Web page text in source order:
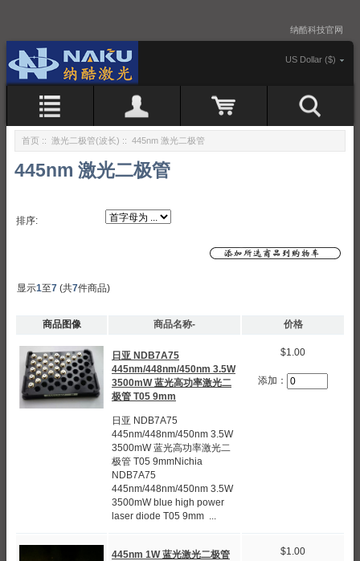
纳酷科技官网
US Dollar ($)
首页 :: 激光二极管(波长) :: 445nm 激光二极管
445nm 激光二极管
排序:
显示1至7 (共7件商品)
商品图像 商品名称- 价格
日亚 NDB7A75
445nm/448nm/450nm 3.5W
3500mW 蓝光高功率激光二
极管 T05 9mm
日亚 NDB7A75
445nm/448nm/450nm 3.5W
3500mW 蓝光高功率激光二
极管 T05 9mmNichia
NDB7A75
445nm/448nm/450nm 3.5W
3500mW blue high power
laser diode T05 9mm ...
$1.00
添加：
445nm 1W 蓝光激光二极管
$1.00